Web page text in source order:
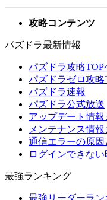
攻略コンテンツ
パズドラ最新情報
パズドラ攻略TOP
パズドラゼロ攻略
パズドラ速報
パズドラ公式放送
アップデート情報
メンテナンス情報
通信エラーの原
ログインできな
最強ランキング
最強リーダーラン